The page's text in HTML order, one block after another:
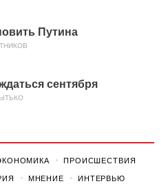
Путина
сентября
ПРОИСШЕСТВИЯ
МНЕНИЕ ИНТЕРВЬЮ